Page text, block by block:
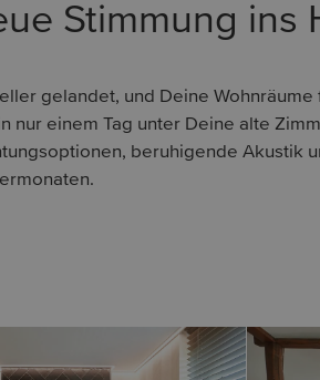
Stimmung ins
gelandet, und Deine
nur einem Tag unter Deine alte
beruhigende